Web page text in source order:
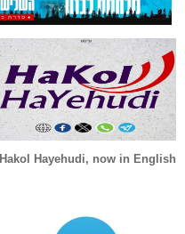
Hakol Hayehudi, now in English